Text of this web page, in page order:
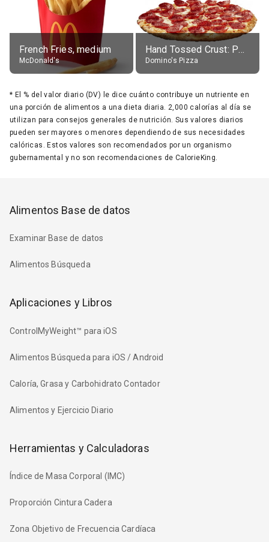
French Fries, medium
McDonald's
Hand Tossed Crust: Pepperoni Pizza (Large 14")
Domino's Pizza
* El % del valor diario (DV) le dice cuánto contribuye un nutriente en
una porción de alimentos a una dieta diaria. 2,000 calorías al día se
utilizan para consejos generales de nutrición. Sus valores diarios
pueden ser mayores o menores dependiendo de sus necesidades
calóricas. Estos valores son recomendados por un organismo
gubernamental y no son recomendaciones de CalorieKing.
Alimentos Base de datos
Examinar Base de datos
Alimentos Búsqueda
Aplicaciones y Libros
ControlMyWeight™ para iOS
Alimentos Búsqueda para iOS / Android
Caloría, Grasa y Carbohidrato Contador
Alimentos y Ejercicio Diario
Herramientas y Calculadoras
Índice de Masa Corporal (IMC)
Proporción Cintura Cadera
Zona Objetivo de Frecuencia Cardíaca